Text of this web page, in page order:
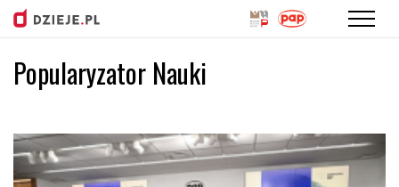
Przejdź
do
Popularyzator Nauki